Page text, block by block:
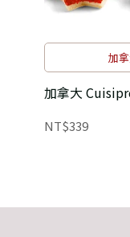
加
加拿大
NT$339